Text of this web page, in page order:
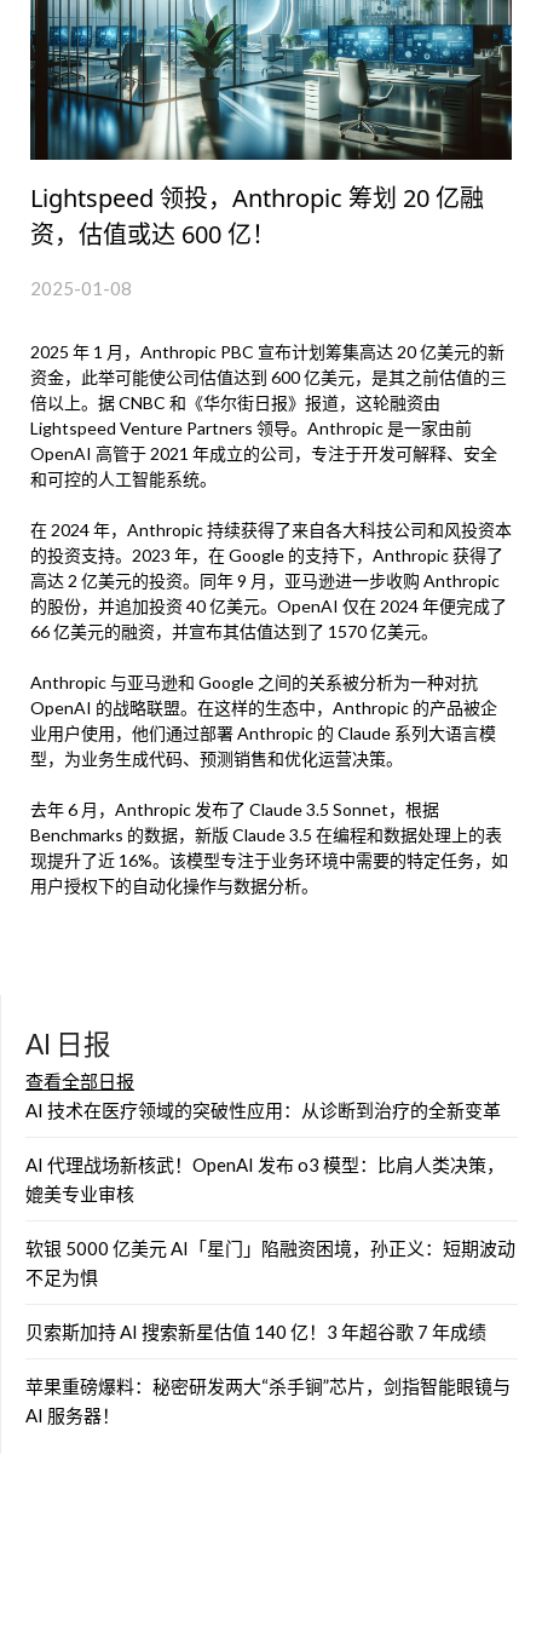
Lightspeed 领投，Anthropic 筹划 20 亿融
资，估值或达 600 亿！
2025-01-08
2025 年 1 月，Anthropic PBC 宣布计划筹集高达 20 亿美元的新
资金，此举可能使公司估值达到 600 亿美元，是其之前估值的三
倍以上。据 CNBC 和《华尔街日报》报道，这轮融资由
Lightspeed Venture Partners 领导。Anthropic 是一家由前
OpenAI 高管于 2021 年成立的公司，专注于开发可解释、安全
和可控的人工智能系统。
在 2024 年，Anthropic 持续获得了来自各大科技公司和风投资本
的投资支持。2023 年，在 Google 的支持下，Anthropic 获得了
高达 2 亿美元的投资。同年 9 月，亚马逊进一步收购 Anthropic
的股份，并追加投资 40 亿美元。OpenAI 仅在 2024 年便完成了
66 亿美元的融资，并宣布其估值达到了 1570 亿美元。
Anthropic 与亚马逊和 Google 之间的关系被分析为一种对抗
OpenAI 的战略联盟。在这样的生态中，Anthropic 的产品被企
业用户使用，他们通过部署 Anthropic 的 Claude 系列大语言模
型，为业务生成代码、预测销售和优化运营决策。
去年 6 月，Anthropic 发布了 Claude 3.5 Sonnet，根据
Benchmarks 的数据，新版 Claude 3.5 在编程和数据处理上的表
现提升了近 16%。该模型专注于业务环境中需要的特定任务，如
用户授权下的自动化操作与数据分析。
AI 日报
查看全部日报
AI 技术在医疗领域的突破性应用：从诊断到治疗的全新变革
AI 代理战场新核武！OpenAI 发布 o3 模型：比肩人类决策，
媲美专业审核
软银 5000 亿美元 AI「星门」陷融资困境，孙正义：短期波动
不足为惧
贝索斯加持 AI 搜索新星估值 140 亿！3 年超谷歌 7 年成绩
苹果重磅爆料：秘密研发两大“杀手锏”芯片，剑指智能眼镜与
AI 服务器！